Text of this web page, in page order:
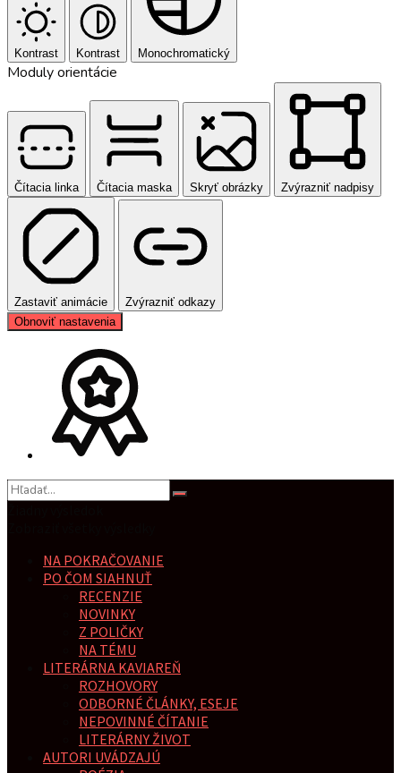
Kontrast Kontrast Monochromatický
Moduly orientácie
Čítacia linka Čítacia maska Skryť obrázky Zvýrazniť nadpisy
Zastaviť animácie
Zvýrazniť odkazy
Obnoviť nastavenia
NA POKRAČOVANIE
PO ČOM SIAHNUŤ
RECENZIE
NOVINKY
Z POLIČKY
NA TÉMU
LITERÁRNA KAVIAREŇ
ROZHOVORY
ODBORNÉ ČLÁNKY, ESEJE
NEPOVINNÉ ČÍTANIE
LITERÁRNY ŽIVOT
AUTORI UVÁDZAJÚ